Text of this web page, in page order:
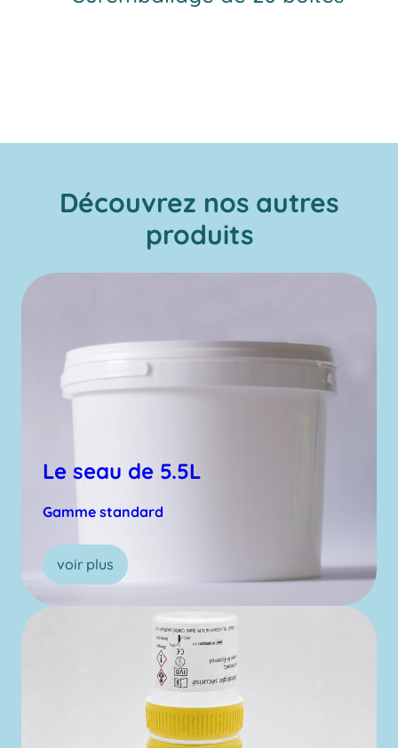
Découvrez nos autres
produits
Le seau de 5.5L
Gamme standard
voir plus